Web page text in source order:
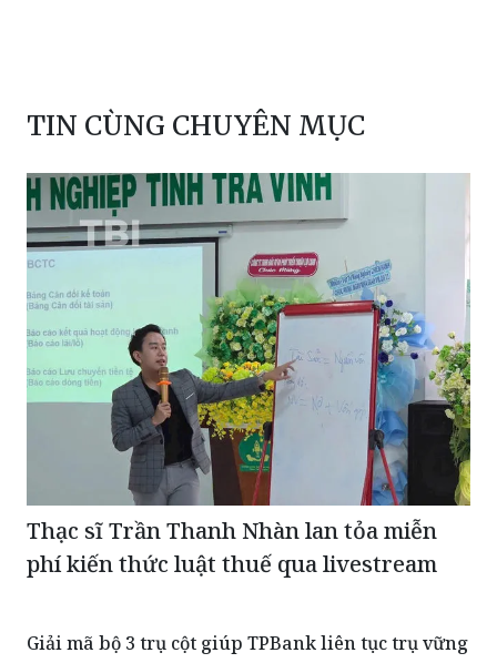
TIN CÙNG CHUYÊN MỤC
Thạc sĩ Trần Thanh Nhàn lan tỏa miễn
phí kiến thức luật thuế qua livestream
Giải mã bộ 3 trụ cột giúp TPBank liên tục trụ vững